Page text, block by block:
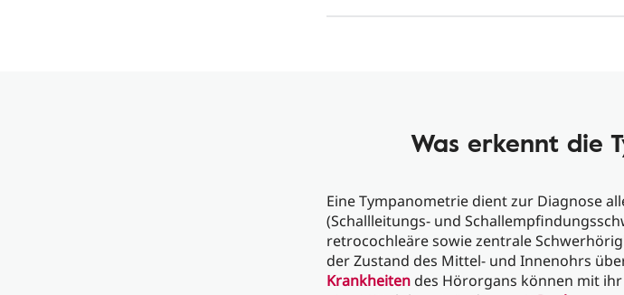
Was erkennt die
Eine Tympanometrie dient zur Diagnose
(Schallleitungs- und
retrocochleäre sowie zentrale
der Zustand des Mittel- und Innenohrs
Krankheitendes Hörorgans können mit